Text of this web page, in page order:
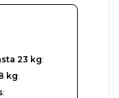
23 kg:
kg:
: